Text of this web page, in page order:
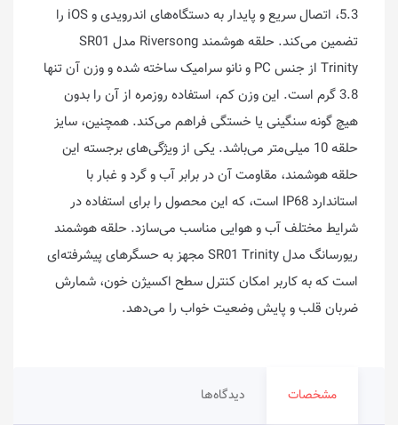
5.3، اتصال سریع و پایدار به دستگاه‌های اندرویدی و iOS را
تضمین می‌کند. حلقه هوشمند Riversong مدل SR01
Trinity از جنس PC و نانو سرامیک ساخته شده و وزن آن تنها
3.8 گرم است. این وزن کم، استفاده روزمره از آن را بدون
هیچ گونه سنگینی یا خستگی فراهم می‌کند. همچنین، سایز
حلقه 10 میلی‌متر می‌باشد. یکی از ویژگی‌های برجسته این
حلقه هوشمند، مقاومت آن در برابر آب و گرد و غبار با
استاندارد IP68 است، که این محصول را برای استفاده در
شرایط مختلف آب و هوایی مناسب می‌سازد. حلقه هوشمند
ریورسانگ مدل SR01 Trinity مجهز به حسگرهای پیشرفته‌ای
است که به کاربر امکان کنترل سطح اکسیژن خون، شمارش
ضربان قلب و پایش وضعیت خواب را می‌دهد.
مشخصات دیدگاه‌ها